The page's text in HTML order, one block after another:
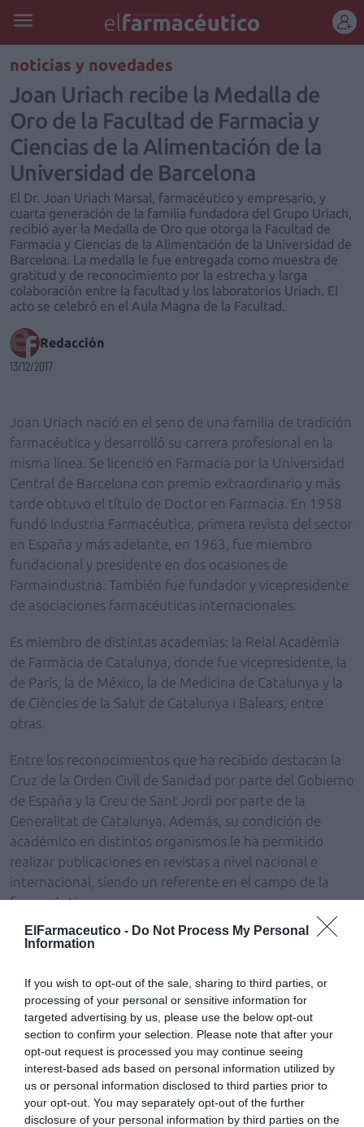
ElFarmaceutico - Do Not Process My Personal
Information
If you wish to opt-out of the sale, sharing to third parties, or
processing of your personal or sensitive information for
targeted advertising by us, please use the below opt-out
section to confirm your selection. Please note that after your
opt-out request is processed you may continue seeing
interest-based ads based on personal information utilized by
us or personal information disclosed to third parties prior to
your opt-out. You may separately opt-out of the further
disclosure of your personal information by third parties on the
REGÍSTRATE
noticias y novedades
Joan Uriach recibe la Medalla de
Oro de la Facultad de Farmacia y
Ciencias de la Alimentación de la
Universidad de Barcelona
El Dr. Joan Uriach Marsal, farmacéutico y empresario, y
cuarta generación de la familia fundadora del Grupo Uriach,
recibió ayer la Medalla de Oro que otorga la Facultad de
Farmacia y Ciencias de la Alimentación de la Universidad de
Barcelona. La medalla le fue entregada como muestra de
gratitud y de reconocimiento por la estrecha y larga
colaboración entre la facultad y los laboratorios Uriach. El
acto se celebró en el Aula Magna de la Facultad.
Redacción
13/12/2017
Joan Uriach nació en el seno de una familia de tradición
farmacéutica y desarrolló su carrera profesional en la
misma línea. Se licenció en Farmacia por la Universidad
Central de Barcelona con premio extraordinario y más
tarde obtuvo el título de Doctor en Farmacia. En 1958
fundó Industria Farmacéutica, primera revista del sector
en España y más adelante, en 1963, fue miembro
fundacional y presidente en dos ocasiones de
Farmaindustria. También fue fundador y vicepresidente
de asociaciones farmacéuticas internacionales.
Es miembro de distintas academias: la Reial Acadèmia
de Farmàcia de Catalunya, donde fue vicepresidente, la
de París, la de México, la de Medicina de Catalunya y la
de Ciències de la Salut de Catalunya i Balears, entre
otras.
Entre los reconocimientos que ha recibido destacan la
Cruz de la Orden Civil de Sanidad por parte del Gobierno
de España y la Creu de Sant Jordi por parte de la
Generalitat de Catalunya. Además, su condición de
académico en distintos organismos le ha permitido
realizar publicaciones en revistas a nivel nacional e
internacional, siendo un referente en el campo de la
farmacéutica.
En 1988 creó la Fundación Uriach 1838, dedicada a
investigación científica de la Historia de las Ciencias de
la Salud y que dispone de la mayor biblioteca privada de
España en su campo.
AñadirEl Farmacéuticocomo fuente preferida
de Google de forma gratuita
Mantente informado con las últimas noticias de actualidad.
ACTIVAR AHORA